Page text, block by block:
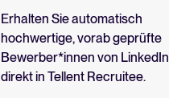
Erhalten Sie automatisch
hochwertige, vorab geprüfte
Bewerber*innen von LinkedIn
direkt in Tellent Recruitee.